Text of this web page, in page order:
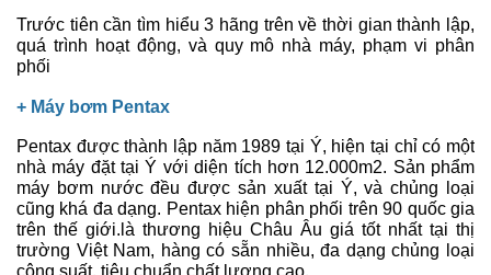
Trước tiên cần tìm hiểu 3 hãng trên về thời gian thành lập,
quá trình hoạt động, và quy mô nhà máy, phạm vi phân
phối
+ Máy bơm Pentax
Pentax được thành lập năm 1989 tại Ý, hiện tại chỉ có một
nhà máy đặt tại Ý với diện tích hơn 12.000m2. Sản phẩm
máy bơm nước đều được sản xuất tại Ý, và chủng loại
cũng khá đa dạng. Pentax hiện phân phối trên 90 quốc gia
trên thế giới.là thương hiệu Châu Âu giá tốt nhất tại thị
trường Việt Nam, hàng có sẵn nhiều, đa dạng chủng loại
công suất, tiêu chuẩn chất lượng cao.